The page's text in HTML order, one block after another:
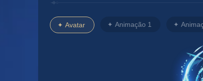
Avatar Animação 1